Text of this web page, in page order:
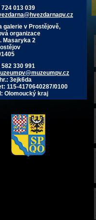
724 013 039
galerie v Prostějově,
organizace
Masaryka 2
582 330 991
3ejk6da
115-4170640287/0100
Olomoucký kraj